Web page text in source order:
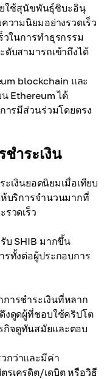
ใช้สุนัขพันธุ์ชิบะอินุ
ามนิยมอย่างรวดเร็ว
วในการทำธุรกรรม
บสามารถเข้าถึงได้
blockchain และ
Ethereum ได้
ารมีส่วนร่วมโดยตรง
ำระเงิน
เงินยอดนิยมเมื่อเทียบ
บริการจำนวนมากที่
รวดเร็ว
บ SHIB มากขึ้น
รทั้งต่อผู้ประกอบการ
ารชำระเงินที่หลาก
งดูดผู้ที่ชอบใช้คริปโต
กิจดูทันสมัยและตอบ
วกว่าและมีค่า
รเครดิต/เดบิต หรือวิธี